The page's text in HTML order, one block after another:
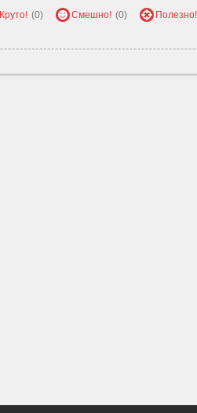
Круто! (0) Смешно! (0) Полезно!